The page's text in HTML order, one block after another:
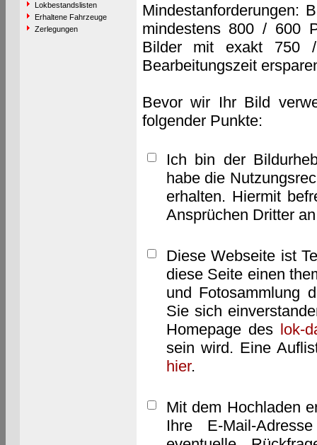
Lokbestandslisten
Erhaltene Fahrzeuge
Zerlegungen
Mindestanforderungen:
mindestens 800 / 600
Bilder mit exakt 750
Bearbeitungszeit
Bevor wir Ihr Bild
folgender Punkte:
Ich bin der
habe die
erhalten. Hiermit
Ansprüchen Dritter
Diese Webseite ist
diese Seite einen
und Fotosammlung
Sie sich
Homepage des lok-
sein wird. Eine
hier.
Mit dem Hochladen
Ihre E-Mail-